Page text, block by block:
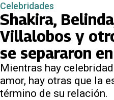
Celebridades
Shakira,
Villalobos y
se separaron
Mientras hay
amor, hay otras que la
término de su relación.